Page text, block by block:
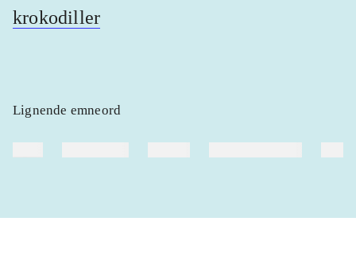
krokodiller
Lignende emneord